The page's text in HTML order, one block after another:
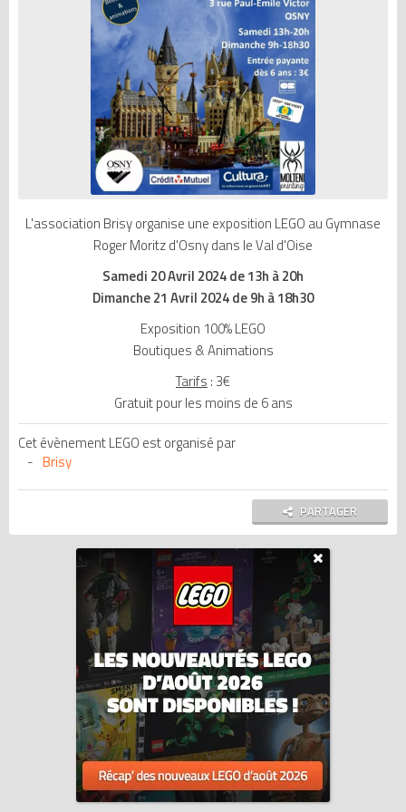
L'association Brisy organise une exposition LEGO au Gymnase
Roger Moritz d'Osny dans le Val d'Oise
Samedi 20 Avril 2024 de 13h à 20h
Dimanche 21 Avril 2024 de 9h à 18h30
Exposition 100% LEGO
Boutiques & Animations
Tarifs : 3€
Gratuit pour les moins de 6 ans
Cet évènement LEGO est organisé par
Brisy
PARTAGER